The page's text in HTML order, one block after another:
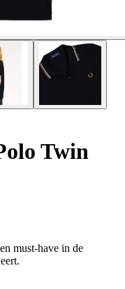
Twin
must-have in de